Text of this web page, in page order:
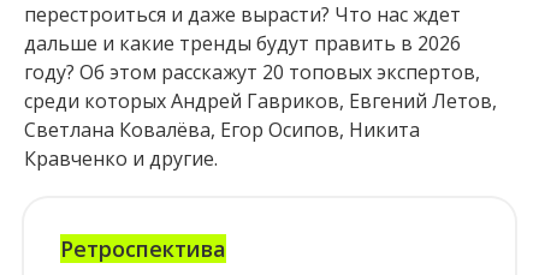
перестроиться и даже вырасти? Что нас ждет
дальше и какие тренды будут править в 2026
году? Об этом расскажут 20 топовых экспертов,
среди которых Андрей Гавриков, Евгений Летов,
Светлана Ковалёва, Егор Осипов, Никита
Кравченко и другие.
Ретроспектива